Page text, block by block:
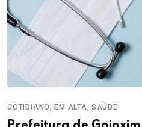
COTIDIANO,EM ALTA, SAÚDE